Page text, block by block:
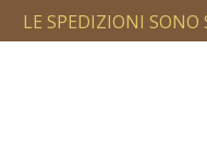
LE SPEDIZIONI SONO